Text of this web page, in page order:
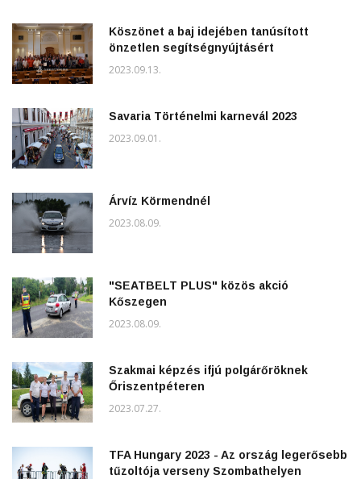
Köszönet a baj idejében tanúsított
önzetlen segítségnyújtásért
2023.09.13.
Savaria Történelmi karnevál 2023
2023.09.01.
Árvíz Körmendnél
2023.08.09.
"SEATBELT PLUS" közös akció
Kőszegen
2023.08.09.
Szakmai képzés ifjú polgárőröknek
Őriszentpéteren
2023.07.27.
TFA Hungary 2023 - Az ország legerősebb
tűzoltója verseny Szombathelyen